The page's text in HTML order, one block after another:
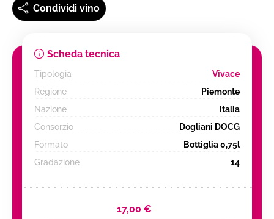
Condividi vino
Scheda tecnica
Tipologia
Vivace
Regione
Piemonte
Nazione
Italia
Consorzio
Dogliani DOCG
Formato
Bottiglia 0,75l
Gradazione
14
17,00 €